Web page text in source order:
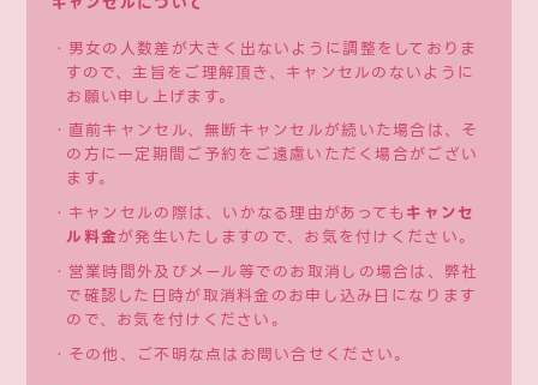
・男女の人数差が大きく出ないように調整をしておりま
すので、主旨をご理解頂き、キャンセルのないように
お願い申し上げます。
・直前キャンセル、無断キャンセルが続いた場合は、そ
の方に一定期間ご予約をご遠慮いただく場合がござい
ます。
・キャンセルの際は、いかなる理由があってもキャンセ
ル料金が発生いたしますので、お気を付けください。
・営業時間外及びメール等でのお取消しの場合は、弊社
で確認した日時が取消料金のお申し込み日になります
ので、お気を付けください。
・その他、ご不明な点はお問い合せください。